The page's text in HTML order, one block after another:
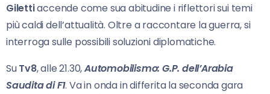
Gilettiaccende come sua abitudine i riflettori sui temi
più caldi dell’attualità. Oltre a raccontare la guerra, si
interroga sulle possibili soluzioni diplomatiche.
SuTv8, alle 21.30,Automobilismo: G.P. dell’Arabia
Saudita di F1. Va in onda in differita la seconda gara